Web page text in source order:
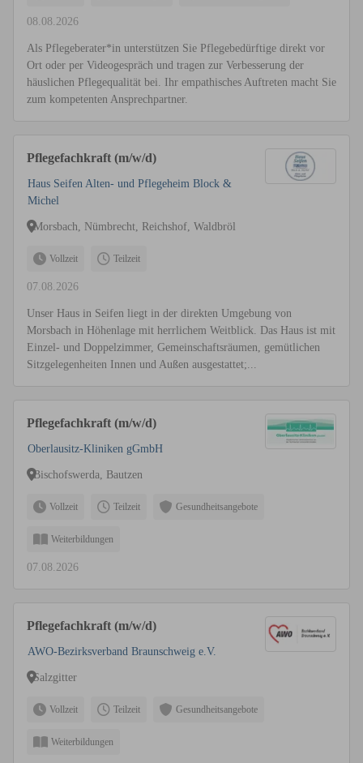
08.08.2026
Als Pflegeberater*in unterstützen Sie Pflegebedürftige direkt vor
Ort oder per Videogespräch und tragen zur Verbesserung der
häuslichen Pflegequalität bei. Ihr empathisches Auftreten macht Sie
zum kompetenten Ansprechpartner.
Pflegefachkraft (m/w/d)
Haus Seifen Alten- und Pflegeheim Block &
Michel
Morsbach, Nümbrecht, Reichshof, Waldbröl
Vollzeit Teilzeit
07.08.2026
Unser Haus in Seifen liegt in der direkten Umgebung von
Morsbach in Höhenlage mit herrlichem Weitblick. Das Haus ist mit
Einzel- und Doppelzimmer, Gemeinschaftsräumen, gemütlichen
Sitzgelegenheiten Innen und Außen ausgestattet;...
Pflegefachkraft (m/w/d)
Oberlausitz-Kliniken gGmbH
Bischofswerda, Bautzen
Vollzeit Teilzeit Gesundheitsangebote
Weiterbildungen
07.08.2026
Pflegefachkraft (m/w/d)
AWO-Bezirksverband Braunschweig e.V.
Salzgitter
Vollzeit Teilzeit Gesundheitsangebote
Weiterbildungen